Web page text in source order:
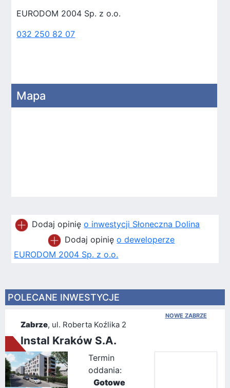
EURODOM 2004 Sp. z o.o.
032 250 82 07
Mapa
Dodaj opinięo inwestycji Słoneczna Dolina
Dodaj opinięo deweloperze
EURODOM 2004 Sp. z o.o.
POLECANE INWESTYCJE
NOWE ZABRZE
Zabrze, ul. Roberta Koźlika 2
Instal Kraków S.A.
Termin
oddania:
Gotowe